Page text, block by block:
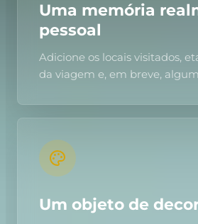
Uma memória
pessoal
Adicione os locais visitados,
da viagem e, em breve,
Um objeto de